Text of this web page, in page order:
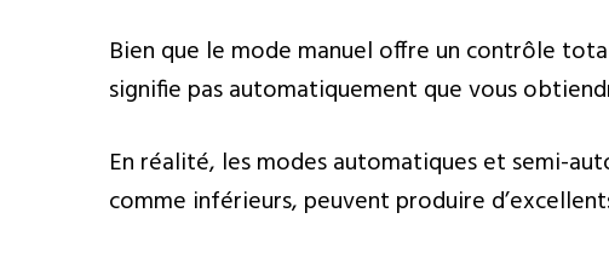
Bien que le mode manuel offre un contrôle
signifie pas automatiquement que vous
En réalité, les modes automatiques et semi-
comme inférieurs, peuvent produire